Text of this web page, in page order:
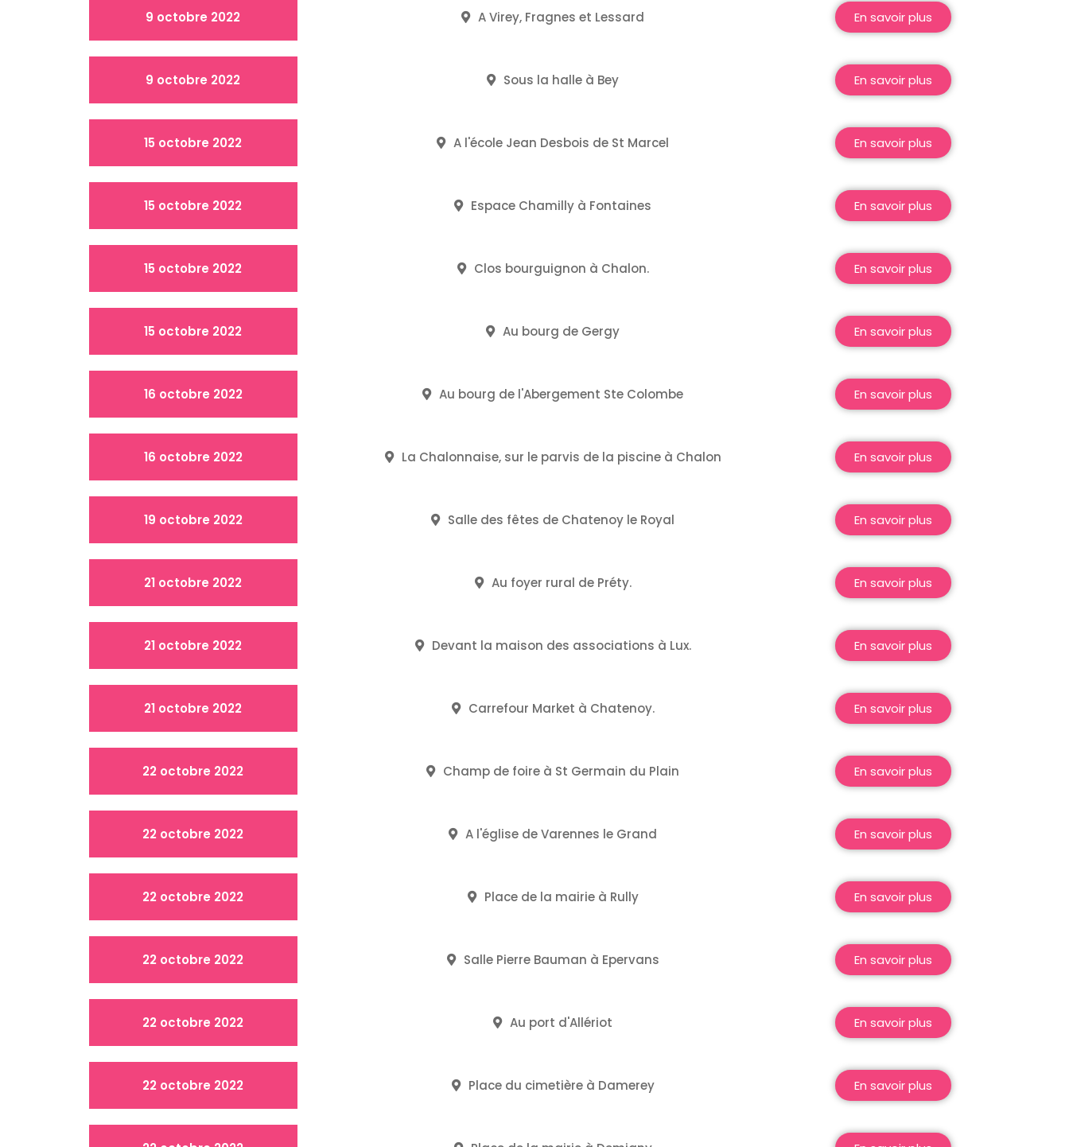
9 octobre 2022 A Virey, Fragnes et Lessard En savoir plus
9 octobre 2022 Sous la halle à Bey En savoir plus
15 octobre 2022 A l'école Jean Desbois de St Marcel En savoir plus
15 octobre 2022 Espace Chamilly à Fontaines En savoir plus
15 octobre 2022 Clos bourguignon à Chalon. En savoir plus
15 octobre 2022 Au bourg de Gergy En savoir plus
16 octobre 2022 Au bourg de l'Abergement Ste Colombe En savoir plus
16 octobre 2022 La Chalonnaise, sur le parvis de la piscine à Chalon En savoir plus
19 octobre 2022 Salle des fêtes de Chatenoy le Royal En savoir plus
21 octobre 2022 Au foyer rural de Préty. En savoir plus
21 octobre 2022 Devant la maison des associations à Lux. En savoir plus
21 octobre 2022 Carrefour Market à Chatenoy. En savoir plus
22 octobre 2022 Champ de foire à St Germain du Plain En savoir plus
22 octobre 2022 A l'église de Varennes le Grand En savoir plus
22 octobre 2022 Place de la mairie à Rully En savoir plus
22 octobre 2022 Salle Pierre Bauman à Epervans En savoir plus
22 octobre 2022 Au port d'Allériot En savoir plus
22 octobre 2022 Place du cimetière à Damerey En savoir plus